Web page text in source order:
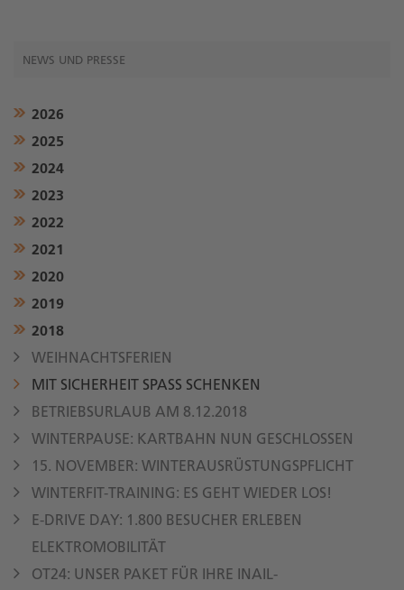
NEWS UND PRESSE
2026
2025
2024
2023
2022
2021
2020
2019
2018
WEIHNACHTSFERIEN
MIT SICHERHEIT SPASS SCHENKEN
BETRIEBSURLAUB AM 8.12.2018
WINTERPAUSE: KARTBAHN NUN GESCHLOSSEN
15. NOVEMBER: WINTERAUSRÜSTUNGSPFLICHT
WINTERFIT-TRAINING: ES GEHT WIEDER LOS!
E-DRIVE DAY: 1.800 BESUCHER ERLEBEN
ELEKTROMOBILITÄT
OT24: UNSER PAKET FÜR IHRE INAIL-